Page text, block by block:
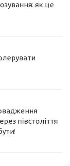
як це
півстоліття